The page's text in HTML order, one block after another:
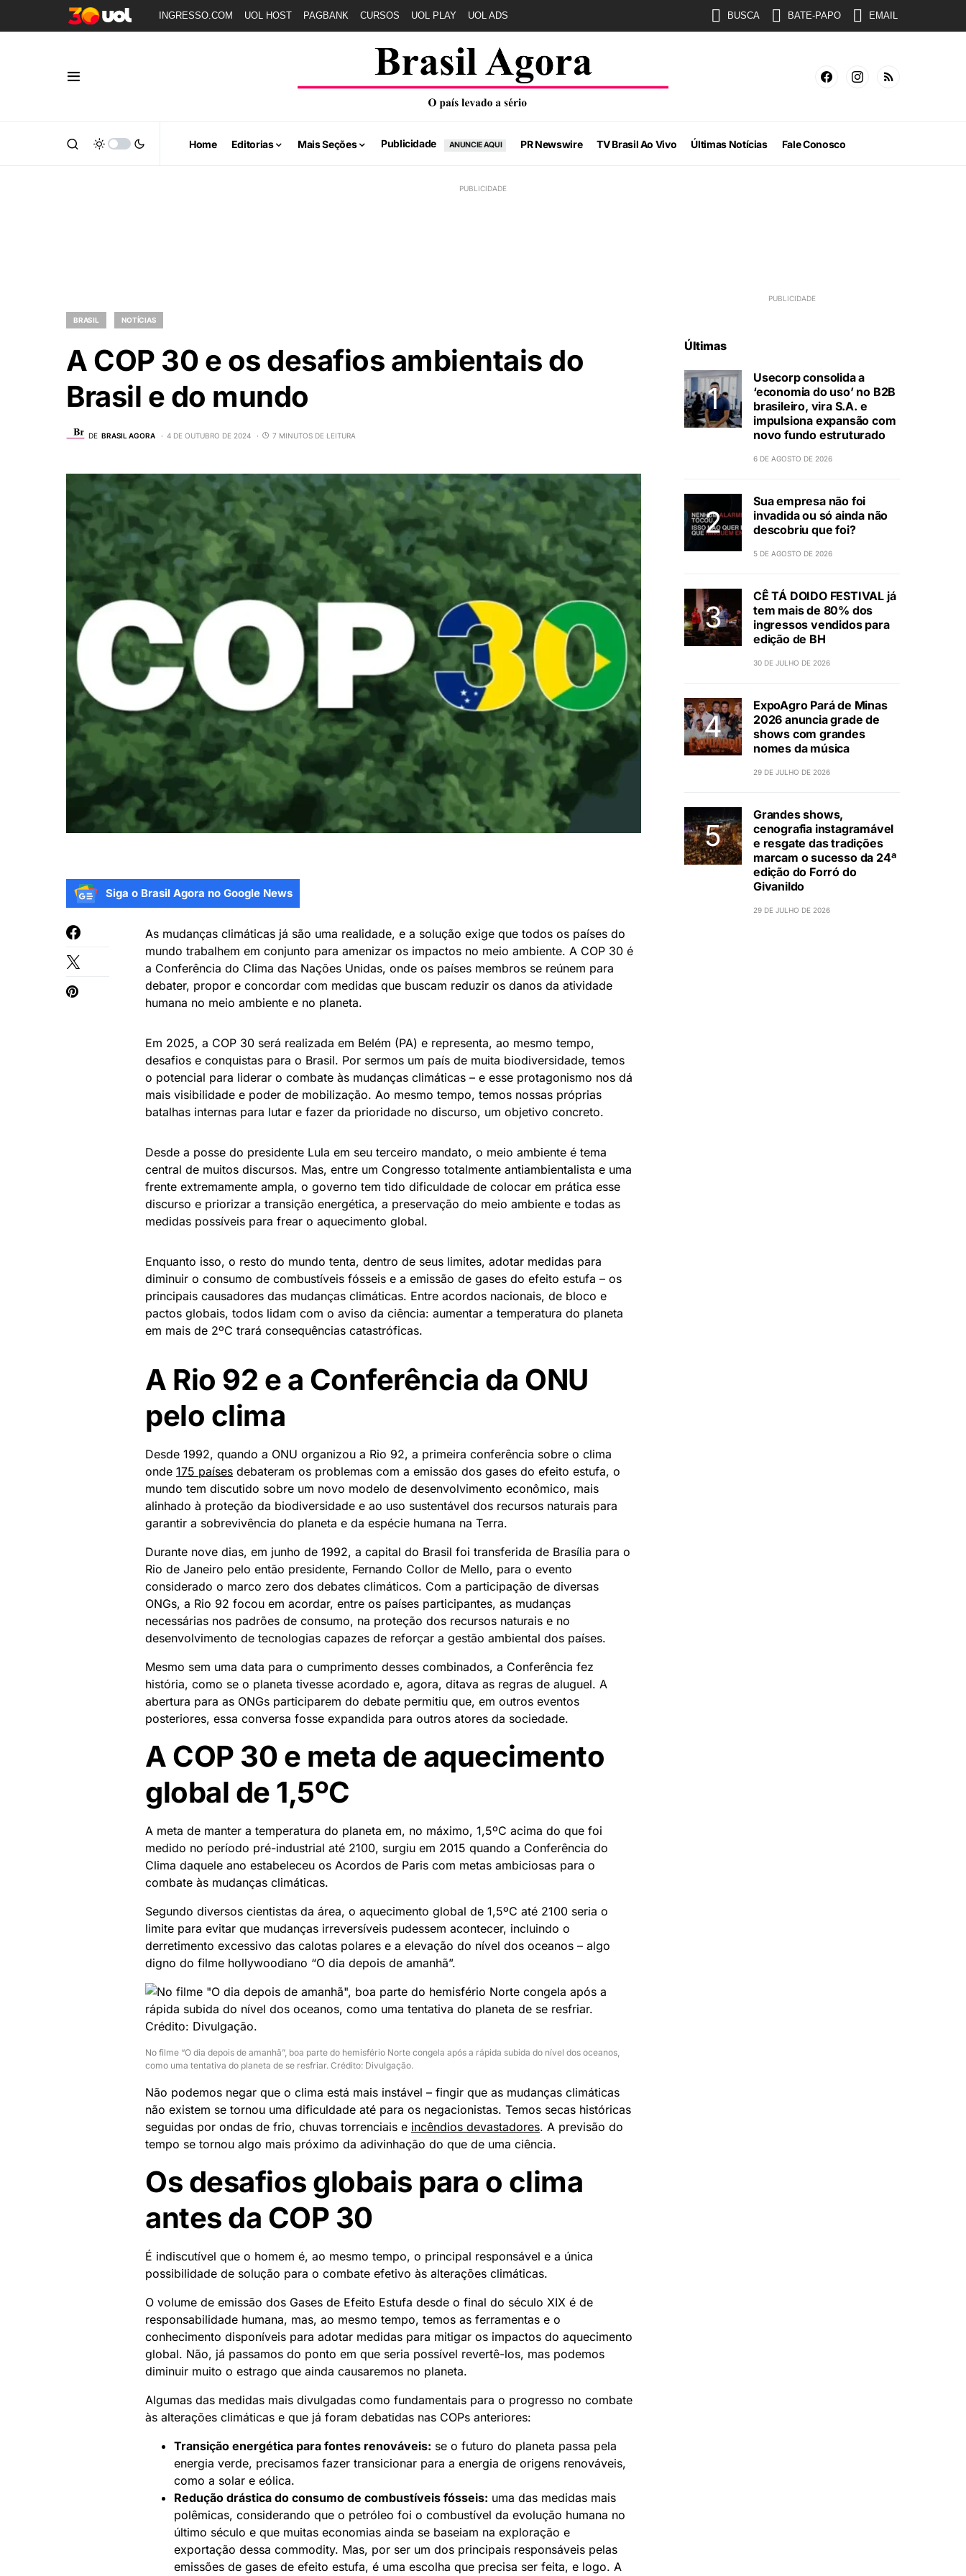
INGRESSO.COM UOL HOST PAGBANK CURSOS UOL PLAY UOL ADS BUSCA BATE-PAPO EMAIL
Home Editorias Mais Seções Publicidade ANUNCIE AQUI PR Newswire TV Brasil Ao Vivo Últimas Notícias Fale Conosco
BRASIL NOTÍCIAS
A COP 30 e os desafios ambientais do
Brasil e do mundo
DE BRASIL AGORA 4 DE OUTUBRO DE 2024 7 MINUTOS DE LEITURA
Siga o Brasil Agora no Google News
As mudanças climáticas já são uma realidade, e a solução exige que todos os países do
mundo trabalhem em conjunto para amenizar os impactos no meio ambiente. A COP 30 é
a Conferência do Clima das Nações Unidas, onde os países membros se reúnem para
debater, propor e concordar com medidas que buscam reduzir os danos da atividade
humana no meio ambiente e no planeta.
Em 2025, a COP 30 será realizada em Belém (PA) e representa, ao mesmo tempo,
desafios e conquistas para o Brasil. Por sermos um país de muita biodiversidade, temos
o potencial para liderar o combate às mudanças climáticas – e esse protagonismo nos dá
mais visibilidade e poder de mobilização. Ao mesmo tempo, temos nossas próprias
batalhas internas para lutar e fazer da prioridade no discurso, um objetivo concreto.
Desde a posse do presidente Lula em seu terceiro mandato, o meio ambiente é tema
central de muitos discursos. Mas, entre um Congresso totalmente antiambientalista e uma
frente extremamente ampla, o governo tem tido dificuldade de colocar em prática esse
discurso e priorizar a transição energética, a preservação do meio ambiente e todas as
medidas possíveis para frear o aquecimento global.
Enquanto isso, o resto do mundo tenta, dentro de seus limites, adotar medidas para
diminuir o consumo de combustíveis fósseis e a emissão de gases do efeito estufa – os
principais causadores das mudanças climáticas. Entre acordos nacionais, de bloco e
pactos globais, todos lidam com o aviso da ciência: aumentar a temperatura do planeta
em mais de 2ºC trará consequências catastróficas.
A Rio 92 e a Conferência da ONU
pelo clima
Desde 1992, quando a ONU organizou a Rio 92, a primeira conferência sobre o clima
onde 175 países debateram os problemas com a emissão dos gases do efeito estufa, o
mundo tem discutido sobre um novo modelo de desenvolvimento econômico, mais
alinhado à proteção da biodiversidade e ao uso sustentável dos recursos naturais para
garantir a sobrevivência do planeta e da espécie humana na Terra.
Durante nove dias, em junho de 1992, a capital do Brasil foi transferida de Brasília para o
Rio de Janeiro pelo então presidente, Fernando Collor de Mello, para o evento
considerado o marco zero dos debates climáticos. Com a participação de diversas
ONGs, a Rio 92 focou em acordar, entre os países participantes, as mudanças
necessárias nos padrões de consumo, na proteção dos recursos naturais e no
desenvolvimento de tecnologias capazes de reforçar a gestão ambiental dos países.
Mesmo sem uma data para o cumprimento desses combinados, a Conferência fez
história, como se o planeta tivesse acordado e, agora, ditava as regras de aluguel. A
abertura para as ONGs participarem do debate permitiu que, em outros eventos
posteriores, essa conversa fosse expandida para outros atores da sociedade.
A COP 30 e meta de aquecimento
global de 1,5ºC
A meta de manter a temperatura do planeta em, no máximo, 1,5ºC acima do que foi
medido no período pré-industrial até 2100, surgiu em 2015 quando a Conferência do
Clima daquele ano estabeleceu os Acordos de Paris com metas ambiciosas para o
combate às mudanças climáticas.
Segundo diversos cientistas da área, o aquecimento global de 1,5ºC até 2100 seria o
limite para evitar que mudanças irreversíveis pudessem acontecer, incluindo o
derretimento excessivo das calotas polares e a elevação do nível dos oceanos – algo
digno do filme hollywoodiano “O dia depois de amanhã”.
No filme “O dia depois de amanhã”, boa parte do hemisfério Norte congela após a rápida subida do nível dos oceanos,
como uma tentativa do planeta de se resfriar. Crédito: Divulgação.
Não podemos negar que o clima está mais instável – fingir que as mudanças climáticas
não existem se tornou uma dificuldade até para os negacionistas. Temos secas históricas
seguidas por ondas de frio, chuvas torrenciais e incêndios devastadores. A previsão do
tempo se tornou algo mais próximo da adivinhação do que de uma ciência.
Os desafios globais para o clima
antes da COP 30
É indiscutível que o homem é, ao mesmo tempo, o principal responsável e a única
possibilidade de solução para o combate efetivo às alterações climáticas.
O volume de emissão dos Gases de Efeito Estufa desde o final do século XIX é de
responsabilidade humana, mas, ao mesmo tempo, temos as ferramentas e o
conhecimento disponíveis para adotar medidas para mitigar os impactos do aquecimento
global. Não, já passamos do ponto em que seria possível revertê-los, mas podemos
diminuir muito o estrago que ainda causaremos no planeta.
Algumas das medidas mais divulgadas como fundamentais para o progresso no combate
às alterações climáticas e que já foram debatidas nas COPs anteriores:
Transição energética para fontes renováveis: se o futuro do planeta passa pela
energia verde, precisamos fazer transicionar para a energia de origens renováveis,
como a solar e eólica.
Redução drástica do consumo de combustíveis fósseis: uma das medidas mais
polêmicas, considerando que o petróleo foi o combustível da evolução humana no
último século e que muitas economias ainda se baseiam na exploração e
exportação dessa commodity. Mas, por ser um dos principais responsáveis pelas
emissões de gases de efeito estufa, é uma escolha que precisa ser feita, e logo. A
Últimas
Usecorp consolida a
‘economia do uso’ no B2B
brasileiro, vira S.A. e
impulsiona expansão com
novo fundo estruturado
6 DE AGOSTO DE 2026
Sua empresa não foi
invadida ou só ainda não
descobriu que foi?
5 DE AGOSTO DE 2026
CÊ TÁ DOIDO FESTIVAL já
tem mais de 80% dos
ingressos vendidos para
edição de BH
30 DE JULHO DE 2026
ExpoAgro Pará de Minas
2026 anuncia grade de
shows com grandes
nomes da música
29 DE JULHO DE 2026
Grandes shows,
cenografia instagramável
e resgate das tradições
marcam o sucesso da 24ª
edição do Forró do
Givanildo
29 DE JULHO DE 2026